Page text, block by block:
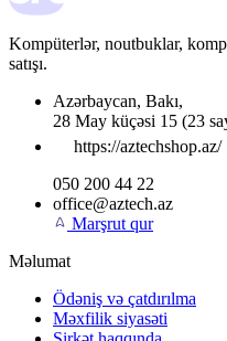
Kompüterlər, noutbuklar,
satışı.
Azərbaycan, Bakı,
28 May küçəsi 15 (23
https://aztechshop.az/
050 200 44 22
office@aztech.az
Marşrut qur
Məlumat
Ödəniş və çatdırılma
Məxfilik siyasəti